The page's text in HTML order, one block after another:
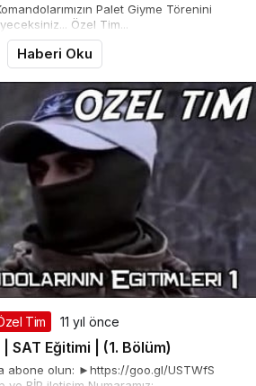
Palet Giyme Törenini
Özel Tim...
Haberi Oku
Tim 11 yıl önce
SAT Eğitimi | (1. Bölüm)
abone olun: ►https://goo.gl/USTWfS